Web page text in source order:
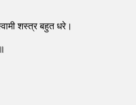
शस्त्र बहुत धरे।